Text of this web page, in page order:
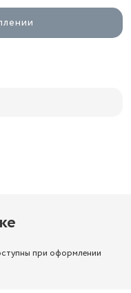
при оформлении